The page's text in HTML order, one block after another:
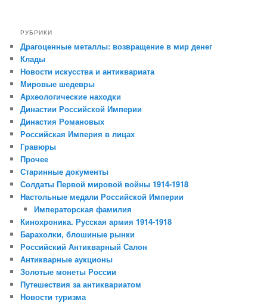
РУБРИКИ
Драгоценные металлы: возвращение в мир денег
Клады
Новости искусства и антиквариата
Мировые шедевры
Археологические находки
Династии Российской Империи
Династия Романовых
Российская Империя в лицах
Гравюры
Прочее
Старинные документы
Солдаты Первой мировой войны 1914-1918
Настольные медали Российской Империи
Императорская фамилия
Кинохроника. Русская армия 1914-1918
Барахолки, блошиные рынки
Российский Антикварный Салон
Антикварные аукционы
Золотые монеты России
Путешествия за антиквариатом
Новости туризма